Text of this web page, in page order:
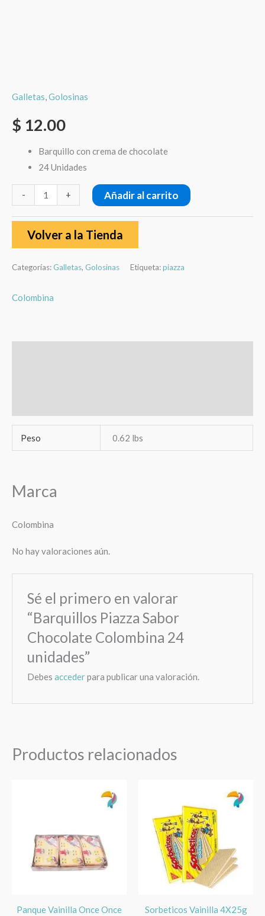
Galletas,Golosinas
$ 12.00
Barquillo con crema de chocolate
24 Unidades
- + Añadir al carrito
Volver a la Tienda
Categorías:Galletas, Golosinas Etiqueta:piazza
Colombina
Peso 0.62 lbs
Marca
Colombina
No hay valoraciones aún.
Sé el primero en valorar
“Barquillos Piazza Sabor
Chocolate Colombina 24
unidades”
Debesaccederpara publicar una valoración.
Productos relacionados
Panque Vainilla Once Once
Once
6X50g
cantidad
Sorbeticos Vainilla 4X25g
Vainilla
4X25g
cantidad